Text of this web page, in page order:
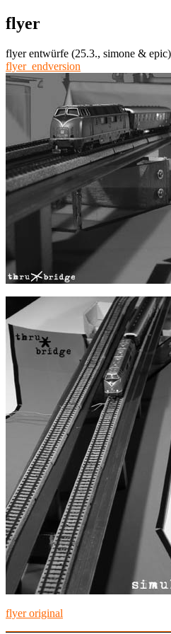
flyer
flyer entwürfe (25.3., simone &
flyer_endversion
flyer original